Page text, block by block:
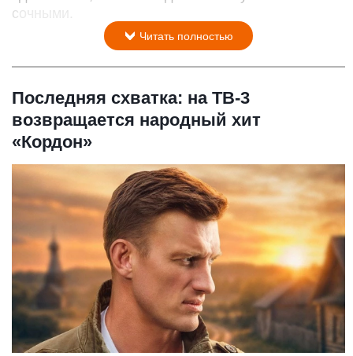
сочными.
Читать полностью
Последняя схватка: на ТВ-3
возвращается народный хит
«Кордон»